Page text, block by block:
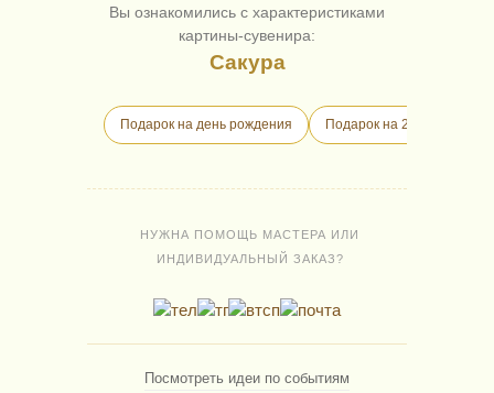
Вы ознакомились с характеристиками
картины-сувенира:
Сакура
Подарок на день рождения Подарок на 23 февраля
НУЖНА ПОМОЩЬ МАСТЕРА ИЛИ
ИНДИВИДУАЛЬНЫЙ ЗАКАЗ?
Посмотреть идеи по событиям